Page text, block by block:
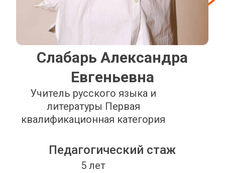
Слабарь Александра
Евгеньевна
Учитель русского языка и
литературы Первая
квалификационная категория
Педагогический стаж
5 лет